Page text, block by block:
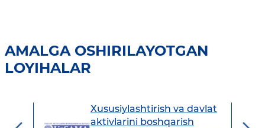
AMALGA OSHIRILAYOTGAN
LOYIHALAR
Xususiylashtirish va davlat
aktivlarini boshqarish